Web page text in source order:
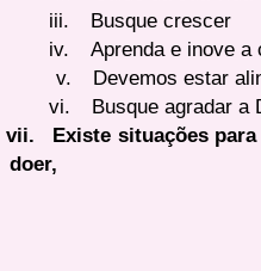
iii.
Busque crescer
iv.
Aprenda e inove a
v.
Devemos estar
vi.
Busque agradar a
vii.
Existe situações
doer,